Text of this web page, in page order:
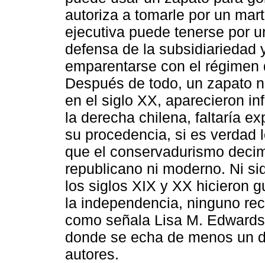
autoriza a tomarle por un
ejecutiva puede tenerse por
defensa de la subsidiariedad
emparentarse con el
Después de todo, un zapato
en el siglo XX, aparecieron
la derecha chilena, faltaría
su procedencia, si es verdad
que el conservadurismo
republicano ni moderno. Ni
los siglos XIX y XX hicieron
la independencia, ninguno
como señala Lisa M.
donde se echa de menos un
autores.